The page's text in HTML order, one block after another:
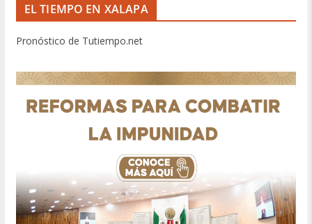
EL TIEMPO EN XALAPA
Pronóstico de Tutiempo.net